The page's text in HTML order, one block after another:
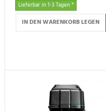
Lieferbar in 1-3 Tagen *
IN DEN WARENKORB LEGEN